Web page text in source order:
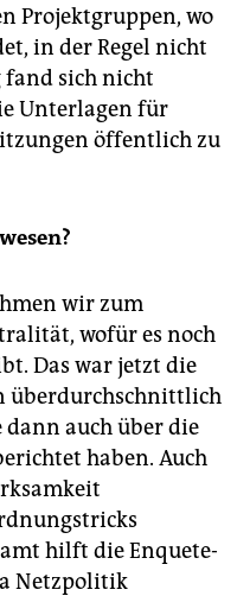
Projektgruppen, wo
in der Regel nicht
sich nicht
Unterlagen für
öffentlich zu
wir zum
wofür es noch
Das war jetzt die
überdurchschnittlich
auch über die
haben. Auch
hilft die Enquete-
Netzpolitik